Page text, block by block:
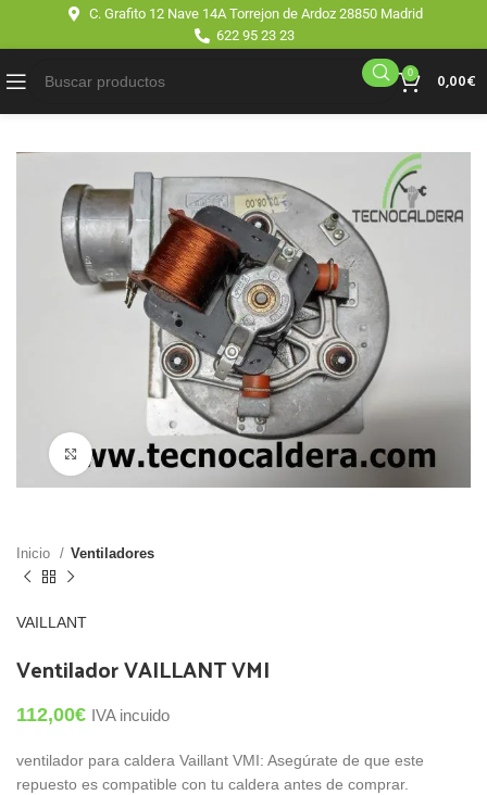
C. Grafito 12 Nave 14A Torrejon de Ardoz 28850 Madrid
622 95 23 23
0 0,00€
Click para agrandar
Inicio Ventiladores
VAILLANT
Ventilador VAILLANT VMI
112,00€ IVA incuido
ventilador para caldera Vaillant VMI: Asegúrate de que este
repuesto es compatible con tu caldera antes de comprar.